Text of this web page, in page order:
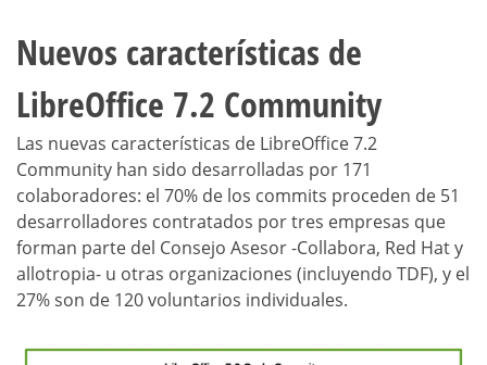
Nuevos características de
LibreOffice 7.2 Community
Las nuevas características de LibreOffice 7.2
Community han sido desarrolladas por 171
colaboradores: el 70% de los commits proceden de 51
desarrolladores contratados por tres empresas que
forman parte del Consejo Asesor -Collabora, Red Hat y
allotropia- u otras organizaciones (incluyendo TDF), y el
27% son de 120 voluntarios individuales.